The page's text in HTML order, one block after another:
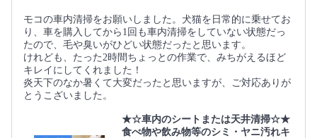
モコの車内清掃をお願いしました。犬猫を日常的に乗せてお
り、車を購入してから1回も車内清掃をしていない状態だっ
たので、毛や臭いがひどい状態だったと思います。
けれども、たった2時間ちょっとの作業で、みちがえるほど
キレイにしてくれました！
炎天下のなか暑くて大変だったと思いますが、ご対応ありが
とうこざいました。
★☆車内のシートまたは天井清掃☆★
食べ物や飲み物等のシミ・ヤニ汚れキ